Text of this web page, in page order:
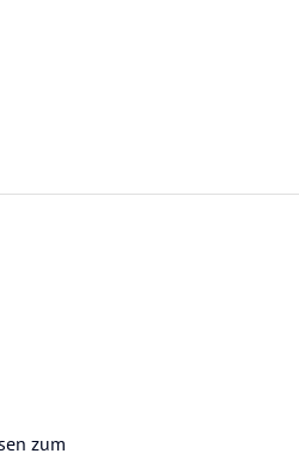
zum